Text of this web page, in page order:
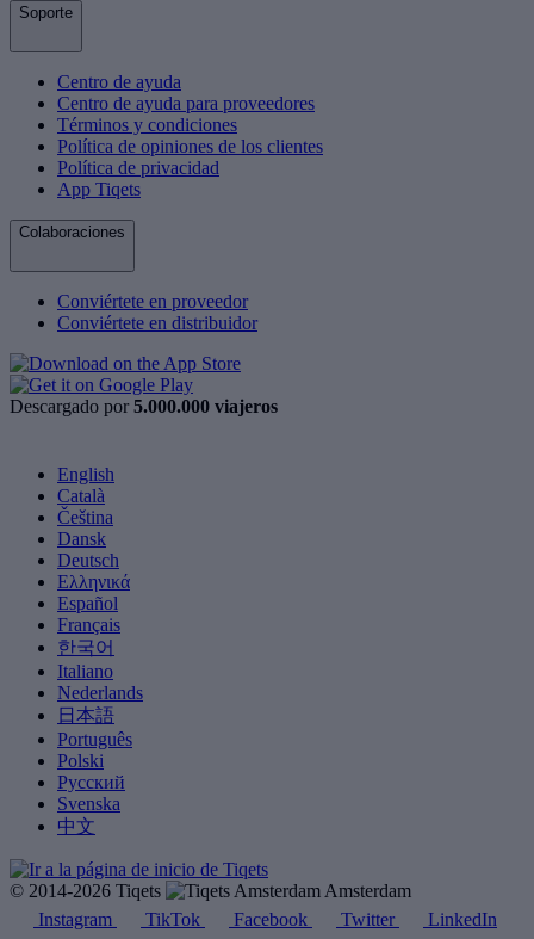
Soporte
Centro de ayuda
Centro de ayuda para proveedores
Términos y condiciones
Política de opiniones de los clientes
Política de privacidad
App Tiqets
Colaboraciones
Conviértete en proveedor
Conviértete en distribuidor
Descargado por 5.000.000 viajeros
English
Català
Čeština
Dansk
Deutsch
Ελληνικά
Español
Français
한국어
Italiano
Nederlands
日本語
Português
Polski
Русский
Svenska
中文
© 2014-2026 Tiqets
Amsterdam
Instagram
TikTok Facebook Twitter LinkedIn